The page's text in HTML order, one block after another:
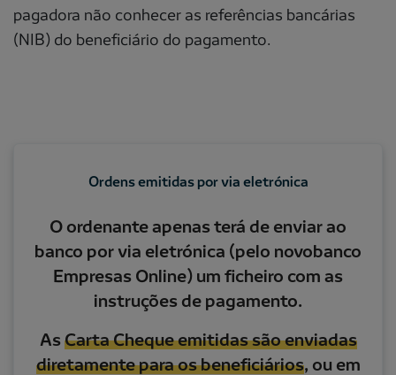
pagadora não conhecer as referências bancárias
(NIB) do beneficiário do pagamento.
Ordens emitidas por via eletrónica
O ordenante apenas terá de enviar ao
banco por via eletrónica (pelo novobanco
Empresas Online) um ficheiro com as
instruções de pagamento.
As Carta Cheque emitidas são enviadas
diretamente para os beneficiários, ou em